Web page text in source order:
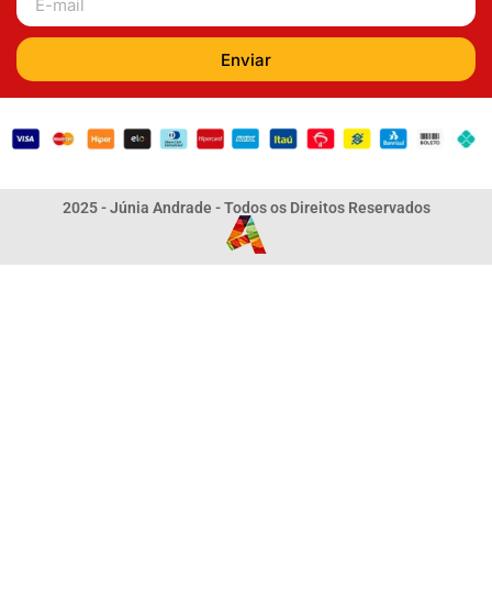
Enviar
2025 - Júnia Andrade - Todos os Direitos Reservados